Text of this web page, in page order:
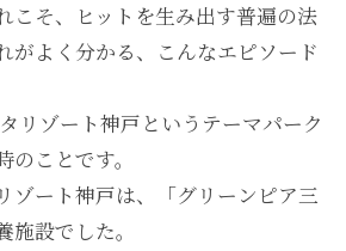
こそ、ヒットを生み出す普遍の法
がよく分かる、こんなエピソード
リゾート神戸というテーマパーク
ことです。
ゾート神戸は、「グリーンピア三
設でした。